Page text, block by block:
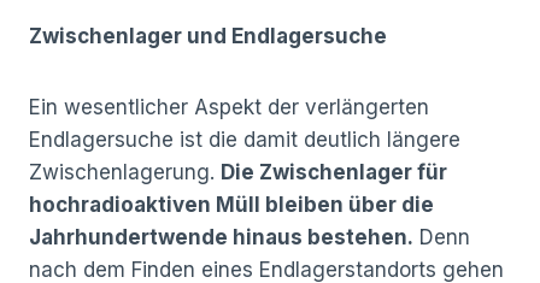
Zwischenlager und Endlagersuche
Ein wesentlicher Aspekt der verlängerten
Endlagersuche ist die damit deutlich längere
Zwischenlagerung. Die Zwischenlager für
hochradioaktiven Müll bleiben über die
Jahrhundertwende hinaus bestehen. Denn
nach dem Finden eines Endlagerstandorts gehen